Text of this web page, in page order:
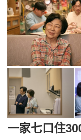
一家七口住